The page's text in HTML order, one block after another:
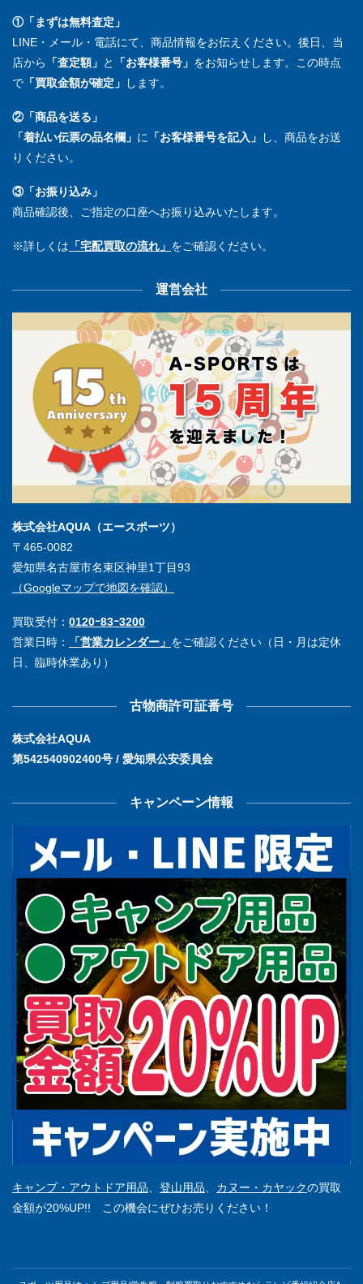
①「まずは無料査定」
LINE・メール・電話にて、商品情報をお伝えください。後日、当
店から
「査定額」 と 「お客様番号」 をお知らせします。この時点
で 「買取金額が確定」 します。
②「商品を送る」
「着払い伝票の品名欄」 に 「お客様番号を記入」
し、商品をお送
りください。
③「お振り込み」
商品確認後、ご指定の口座へお振り込みいたします。
※詳しくは 「宅配買取の流れ」 をご確認ください。
運営会社
株式会社AQUA（エースポーツ）
〒465-0082
愛知県名古屋市名東区神里1丁目93
（Googleマップで地図を確認）
買取受付： 0120ｰ83ｰ3200
営業日時：
「営業カレンダー」 をご確認ください（日・月は定休
日、臨時休業あり）
古物商許可証番号
株式会社AQUA
第542540902400号 / 愛知県公安委員会
キャンペーン情報
キャンプ・アウトドア用品、 登山用品、 カヌー・カヤックの買取
金額が20%UP!! この機会にぜひお売りください！